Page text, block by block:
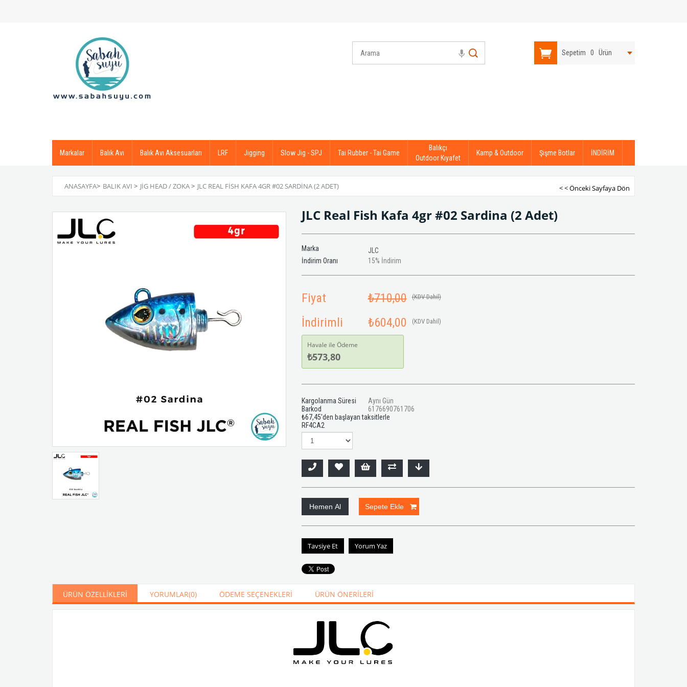
Sepetim 0 Ürün
Markalar Balık Avı Balık Avı Aksesuarları LRF Jigging Slow Jig - SPJ Tai Rubber - Tai Game
Balıkçı
Outdoor Kıyafet
Kamp & Outdoor Şişme Botlar İNDİRİM
ANASAYFA> BALIK AVI > JIG HEAD / ZOKA> JLC REAL FISH KAFA 4GR #02 SARDINA (2 ADET) < < Önceki Sayfaya Dön
JLC Real Fish Kafa 4gr #02 Sardina (2 Adet)
Marka
JLC
İndirim Oranı
%
15 İndirim
Fiyat ₺710,00 (KDV Dahil)
İndirimli ₺604,00 (KDV Dahil)
Havale ile Ödeme
₺573,80
Kargolanma Süresi
Aynı Gün
Barkod
6176690761706
₺67,45'den başlayan taksitlerle
RF4CA2
Tavsiye Et Yorum Yaz
ÜRÜN ÖZELLIKLERI YORUMLAR(0) ÖDEME SEÇENEKLERI ÜRÜN ÖNERILERI